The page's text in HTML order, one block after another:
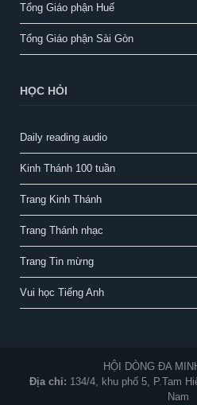
Tổng Giáo phận Huế
Tổng Giáo phận Sài Gòn
HỌC HỎI
Daily reading audio
Kinh Thánh 100 tuần
Trang Kinh Thánh
Trang Thánh nhạc
Trang Tin mừng
Vui học Tiếng Anh
HỘI DÒNG ĐA
Địa chỉ: 134/4, khu phố 5, P.Tam
Nam